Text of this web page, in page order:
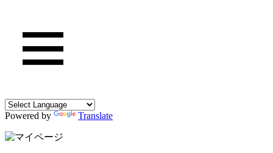
Powered by Translate